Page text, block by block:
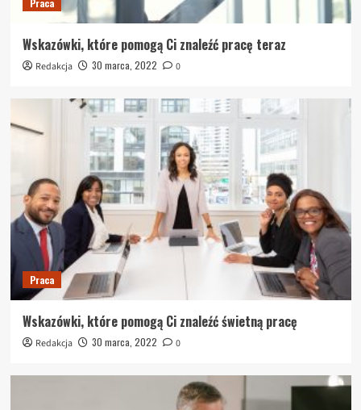
Praca
Wskazówki, które pomogą Ci znaleźć pracę teraz
Redakcja 30 marca, 2022 0
Praca
Wskazówki, które pomogą Ci znaleźć świetną pracę
Redakcja 30 marca, 2022 0